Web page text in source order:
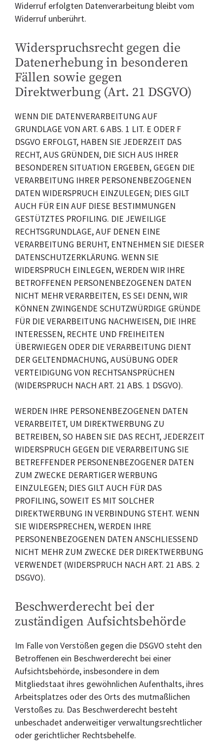
Widerruf erfolgten Datenverarbeitung bleibt vom
Widerruf unberührt.
Widerspruchsrecht gegen die
Datenerhebung in besonderen
Fällen sowie gegen
Direktwerbung (Art. 21 DSGVO)
WENN DIE DATENVERARBEITUNG AUF
GRUNDLAGE VON ART. 6 ABS. 1 LIT. E ODER F
DSGVO ERFOLGT, HABEN SIE JEDERZEIT DAS
RECHT, AUS GRÜNDEN, DIE SICH AUS IHRER
BESONDEREN SITUATION ERGEBEN, GEGEN DIE
VERARBEITUNG IHRER PERSONENBEZOGENEN
DATEN WIDERSPRUCH EINZULEGEN; DIES GILT
AUCH FÜR EIN AUF DIESE BESTIMMUNGEN
GESTÜTZTES PROFILING. DIE JEWEILIGE
RECHTSGRUNDLAGE, AUF DENEN EINE
VERARBEITUNG BERUHT, ENTNEHMEN SIE DIESER
DATENSCHUTZERKLÄRUNG. WENN SIE
WIDERSPRUCH EINLEGEN, WERDEN WIR IHRE
BETROFFENEN PERSONENBEZOGENEN DATEN
NICHT MEHR VERARBEITEN, ES SEI DENN, WIR
KÖNNEN ZWINGENDE SCHUTZWÜRDIGE GRÜNDE
FÜR DIE VERARBEITUNG NACHWEISEN, DIE IHRE
INTERESSEN, RECHTE UND FREIHEITEN
ÜBERWIEGEN ODER DIE VERARBEITUNG DIENT
DER GELTENDMACHUNG, AUSÜBUNG ODER
VERTEIDIGUNG VON RECHTSANSPRÜCHEN
(WIDERSPRUCH NACH ART. 21 ABS. 1 DSGVO).
WERDEN IHRE PERSONENBEZOGENEN DATEN
VERARBEITET, UM DIREKTWERBUNG ZU
BETREIBEN, SO HABEN SIE DAS RECHT, JEDERZEIT
WIDERSPRUCH GEGEN DIE VERARBEITUNG SIE
BETREFFENDER PERSONENBEZOGENER DATEN
ZUM ZWECKE DERARTIGER WERBUNG
EINZULEGEN; DIES GILT AUCH FÜR DAS
PROFILING, SOWEIT ES MIT SOLCHER
DIREKTWERBUNG IN VERBINDUNG STEHT. WENN
SIE WIDERSPRECHEN, WERDEN IHRE
PERSONENBEZOGENEN DATEN ANSCHLIESSEND
NICHT MEHR ZUM ZWECKE DER DIREKTWERBUNG
VERWENDET (WIDERSPRUCH NACH ART. 21 ABS. 2
DSGVO).
Beschwerde­recht bei der
zuständigen Aufsichts­behörde
Im Falle von Verstößen gegen die DSGVO steht den
Betroffenen ein Beschwerderecht bei einer
Aufsichtsbehörde, insbesondere in dem
Mitgliedstaat ihres gewöhnlichen Aufenthalts, ihres
Arbeitsplatzes oder des Orts des mutmaßlichen
Verstoßes zu. Das Beschwerderecht besteht
unbeschadet anderweitiger verwaltungsrechtlicher
oder gerichtlicher Rechtsbehelfe.